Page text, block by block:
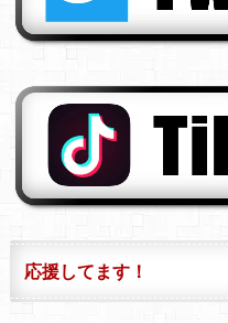
応援してます！